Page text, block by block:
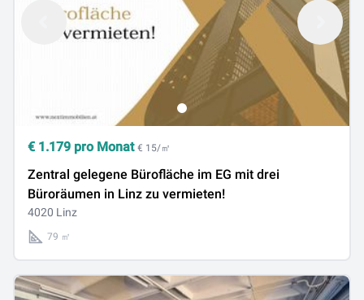
€ 1.179 pro Monat € 15/㎡
Zentral gelegene Bürofläche im EG mit drei
Büroräumen in Linz zu vermieten!
4020 Linz
79 ㎡